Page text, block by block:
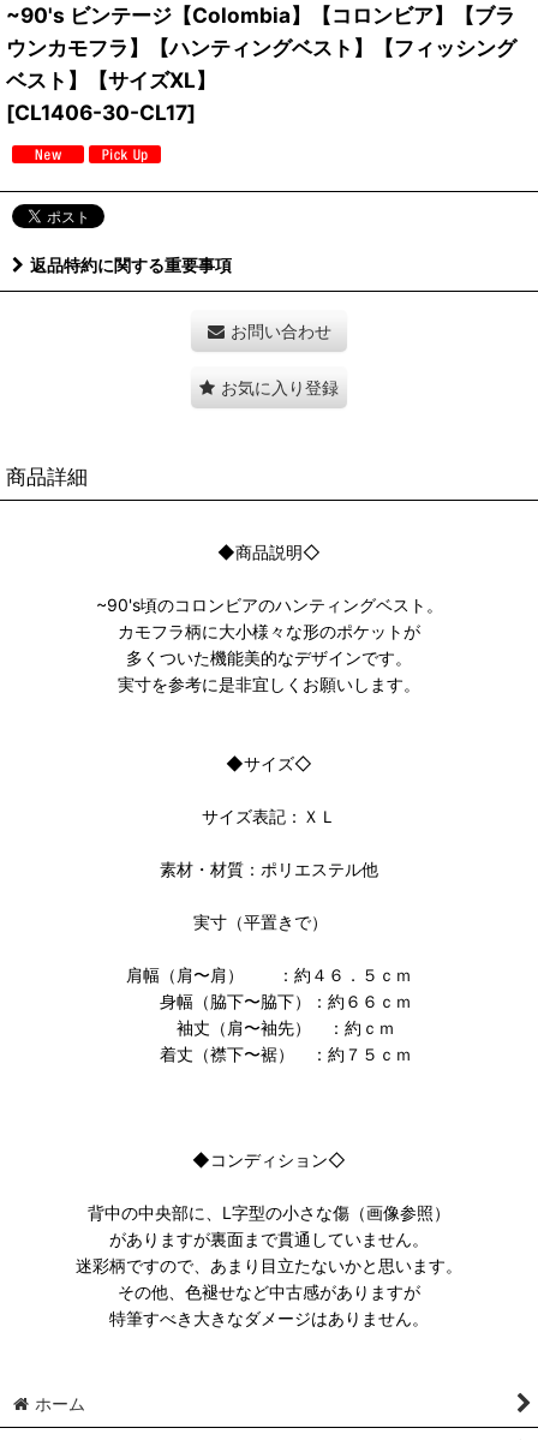
~90's ビンテージ【Colombia】【コロンビア】【ブラ
ウンカモフラ】【ハンティングベスト】【フィッシング
ベスト】【サイズXL】
[CL1406-30-CL17]
返品特約に関する重要事項
お問い合わせ
お気に入り登録
商品詳細
◆商品説明◇
~90's頃のコロンビアのハンティングベスト。
カモフラ柄に大小様々な形のポケットが
多くついた機能美的なデザインです。
実寸を参考に是非宜しくお願いします。
◆サイズ◇
サイズ表記：ＸＬ
素材・材質：ポリエステル他
実寸（平置きで）
肩幅（肩〜肩） ：約４６．５ｃｍ
身幅（脇下〜脇下）：約６６ｃｍ
袖丈（肩〜袖先） ：約ｃｍ
着丈（襟下〜裾） ：約７５ｃｍ
◆コンディション◇
背中の中央部に、L字型の小さな傷（画像参照）
がありますが裏面まで貫通していません。
迷彩柄ですので、あまり目立たないかと思います。
その他、色褪せなど中古感がありますが
特筆すべき大きなダメージはありません。
ホーム